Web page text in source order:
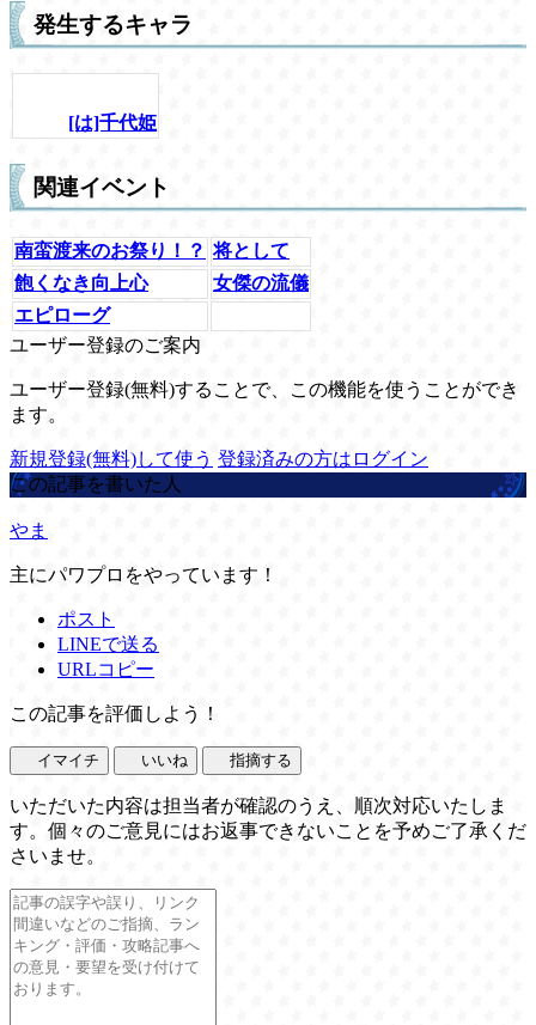
発生するキャラ
[は]千代姫
関連イベント
南蛮渡来のお祭り！？ 将として
飽くなき向上心
女傑の流儀
エピローグ
ユーザー登録のご案内
ユーザー登録(無料)することで、この機能を使うことができ
ます。
新規登録(無料)して使う 登録済みの方はログイン
この記事を書いた人
やま
主にパワプロをやっています！
ポスト
LINEで送る
URLコピー
この記事を評価しよう！
イマイチ いいね 指摘する
いただいた内容は担当者が確認のうえ、順次対応いたしま
す。個々のご意見にはお返事できないことを予めご了承くだ
さいませ。